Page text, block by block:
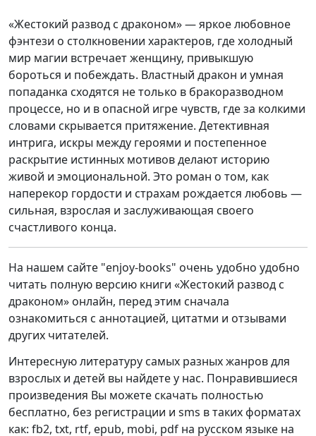
«Жестокий развод с драконом» — яркое любовное
фэнтези о столкновении характеров, где холодный
мир магии встречает женщину, привыкшую
бороться и побеждать. Властный дракон и умная
попаданка сходятся не только в бракоразводном
процессе, но и в опасной игре чувств, где за колкими
словами скрывается притяжение. Детективная
интрига, искры между героями и постепенное
раскрытие истинных мотивов делают историю
живой и эмоциональной. Это роман о том, как
наперекор гордости и страхам рождается любовь —
сильная, взрослая и заслуживающая своего
счастливого конца.
На нашем сайте "enjoy-books" очень удобно удобно
читать полную версию книги «Жестокий развод с
драконом» онлайн, перед этим сначала
ознакомиться с аннотацией, цитатми и отзывами
других читателей.
Интересную литературу самых разных жанров для
взрослых и детей вы найдете у нас. Понравившиеся
произведения Вы можете скачать полностью
бесплатно, без регистрации и sms в таких форматах
как: fb2, txt, rtf, epub, mobi, pdf на русском языке на